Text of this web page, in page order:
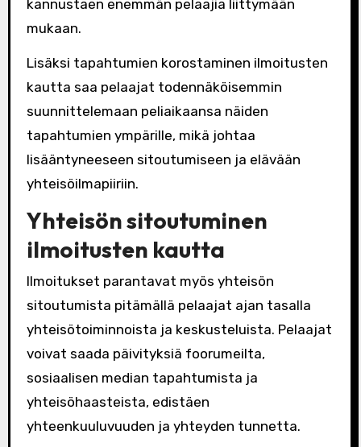
kannustaen enemmän pelaajia liittymään
mukaan.
Lisäksi tapahtumien korostaminen ilmoitusten
kautta saa pelaajat todennäköisemmin
suunnittelemaan peliaikaansa näiden
tapahtumien ympärille, mikä johtaa
lisääntyneeseen sitoutumiseen ja elävään
yhteisöilmapiiriin.
Yhteisön sitoutuminen
ilmoitusten kautta
Ilmoitukset parantavat myös yhteisön
sitoutumista pitämällä pelaajat ajan tasalla
yhteisötoiminnoista ja keskusteluista. Pelaajat
voivat saada päivityksiä foorumeilta,
sosiaalisen median tapahtumista ja
yhteisöhaasteista, edistäen
yhteenkuuluvuuden ja yhteyden tunnetta.